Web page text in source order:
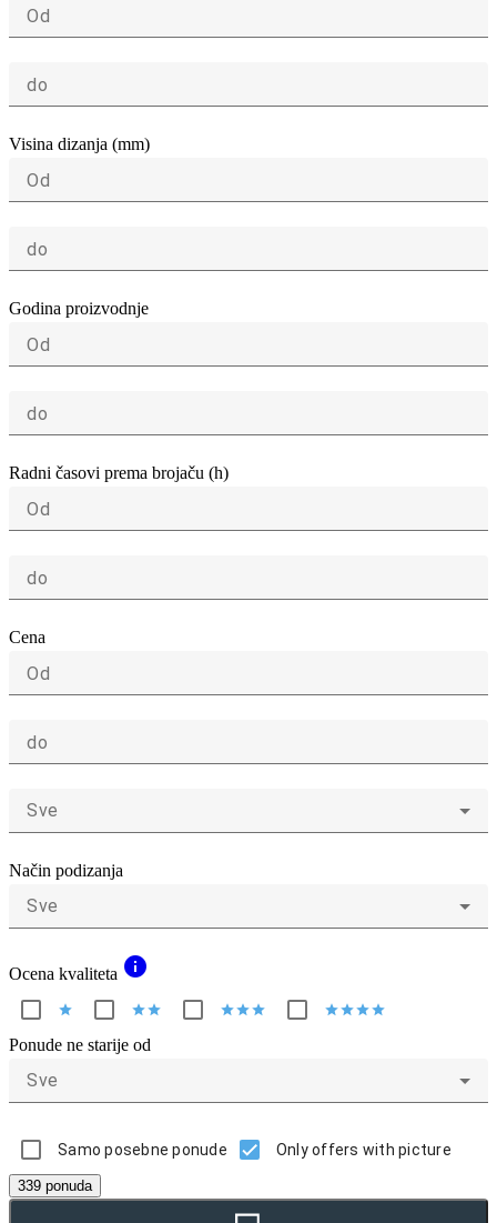
Od
do
Visina dizanja (mm)
Od
do
Godina proizvodnje
Od
do
Radni časovi prema brojaču (h)
Od
do
Cena
Od
do
Sve
Način podizanja
Sve
Ocena kvaliteta info
star starstar starstarstar starstarstarstar
Ponude ne starije od
Sve
Samo posebne ponude Only offers with picture
339 ponuda